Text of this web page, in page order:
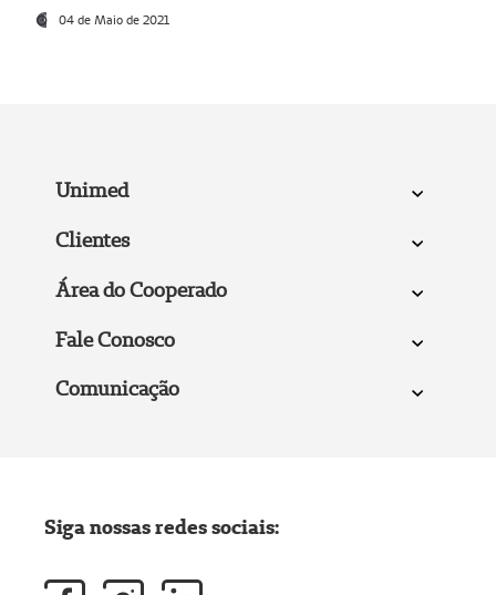
04 de Maio de 2021
Unimed
Clientes
Área do Cooperado
Fale Conosco
Comunicação
Siga nossas redes sociais: